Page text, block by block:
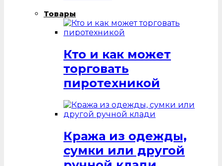
Товары
Кто и как может
торговать
пиротехникой
Кража из одежды,
сумки или другой